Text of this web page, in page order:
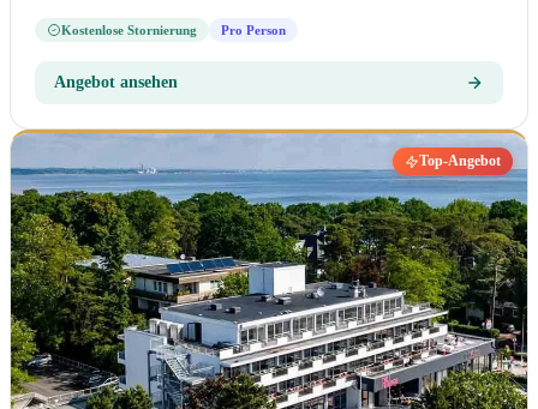
Kostenlose Stornierung Pro Person
Angebot ansehen
Top-Angebot